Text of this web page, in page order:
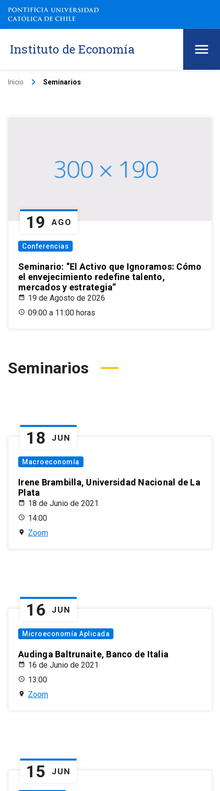
Instituto de Economía
Inicio keyboard_arrow_right Seminarios
19 AGO
Conferencias
Seminario: “El Activo que Ignoramos: Cómo
el envejecimiento redefine talento,
mercados y estrategia”
19 de Agosto de 2026
09:00 a 11:00 horas
Seminarios
18 JUN
Macroeconomía
Irene Brambilla, Universidad Nacional de La
Plata
18 de Junio de 2021
14:00
Zoom
16 JUN
Microeconomía Aplicada
Audinga Baltrunaite, Banco de Italia
16 de Junio de 2021
13:00
Zoom
15 JUN